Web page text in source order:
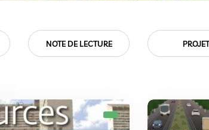
PROJETS QUOI DE